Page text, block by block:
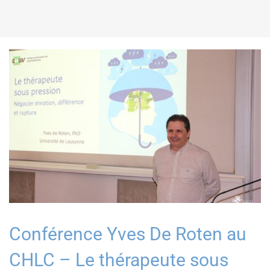
Conférence Yves De Roten au
CHLC – Le thérapeute sous